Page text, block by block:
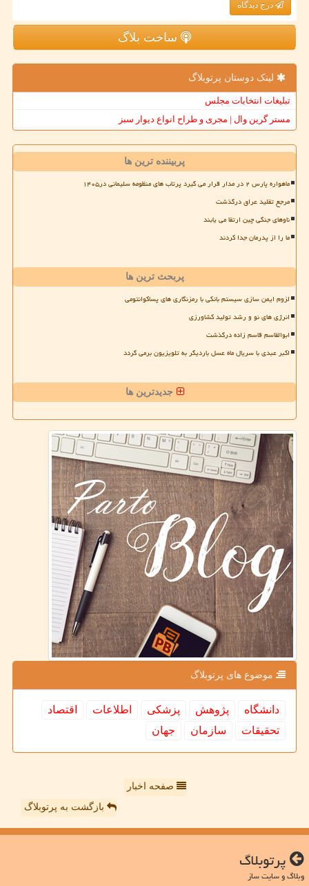
درج دیدگاه
ساخت بلاگ
لینک دوستان پرتوبلاگ
تبلیغات انتخابات مجلس
مستر گرین وال | مجری و طراح انواع دیوار سبز
پربیننده ترین ها
ماهواره پارس ۲ در مدار قرار می گیرد پرتاب های منظومه سلیمانی در۱۴۰۵
مرجع تقلید عراق درگذشت
ناوهای جنگی چین ارتقا می یابند
ما را از پدرمان جدا کردند
پربحث ترین ها
لزوم ایمن سازی سیستم بانکی با رمزنگاری های پساکوانتومی
انرژی های نو و رشد تولید کشاورزی
ابوالقاسم قاسم زاده درگذشت
اکبر عبدی با سریال ماه عسل باردیگر به تلویزیون برمی گردد
جدیدترین ها
موضوع های پرتوبلاگ
دانشگاه پژوهش پزشكی اطلاعات
اقتصاد
تحقیقات
سازمان جهان
صفحه اخبار
بازگشت به پرتوبلاگ
پرتوبلاگ
وبلاگ و سایت ساز